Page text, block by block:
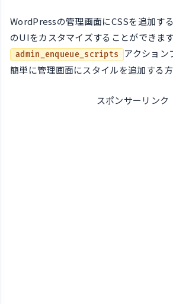
イ
フ
ス
タ
イ
WordPressの管理画面にCSSを追加す
のUIをカスタマイズすることができま
admin_enqueue_scripts
アクション
簡単に管理画面にスタイルを追加する方
スポンサーリンク